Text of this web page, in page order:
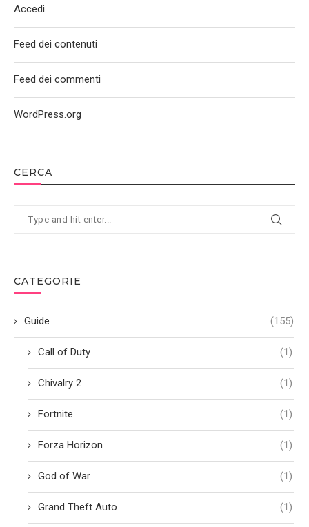
CERCA
CATEGORIE
Guide (155)
Call of Duty (1)
Chivalry 2 (1)
Fortnite (1)
Forza Horizon (1)
God of War (1)
Grand Theft Auto (1)
Accedi
Feed dei contenuti
Feed dei commenti
WordPress.org